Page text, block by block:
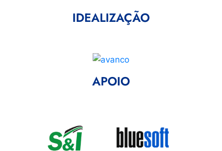
IDEALIZAÇÃO
APOIO